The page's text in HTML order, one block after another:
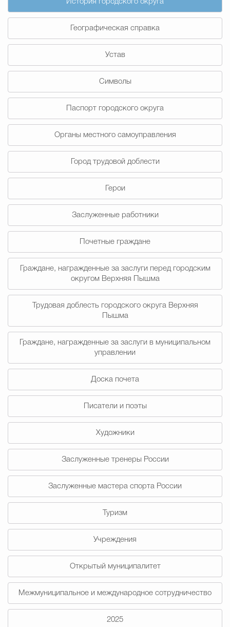
Противодействие
Счётная палата Городского
Избирательная
Гостям Городского
Общественная
Градостроительство и
Государственные организации
История городского округа
Географическая справка
Устав
Символы
Паспорт городского округа
Органы местного самоуправления
Город трудовой доблести
Герои
Заслуженные работники
Почетные граждане
Граждане, награжденные за заслуги перед городским
округом Верхняя Пышма
Трудовая доблесть городского округа Верхняя
Пышма
Граждане, награжденные за заслуги в муниципальном
управлении
Доска почета
Писатели и поэты
Художники
Заслуженные тренеры России
Заслуженные мастера спорта России
Туризм
Учреждения
Открытый муниципалитет
Межмуниципальное и международное сотрудничество
2025